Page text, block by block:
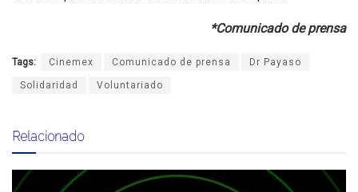
*Comunicado de prensa
Tags: Cinemex Comunicado de prensa Dr Payaso
Solidaridad Voluntariado
Relacionado